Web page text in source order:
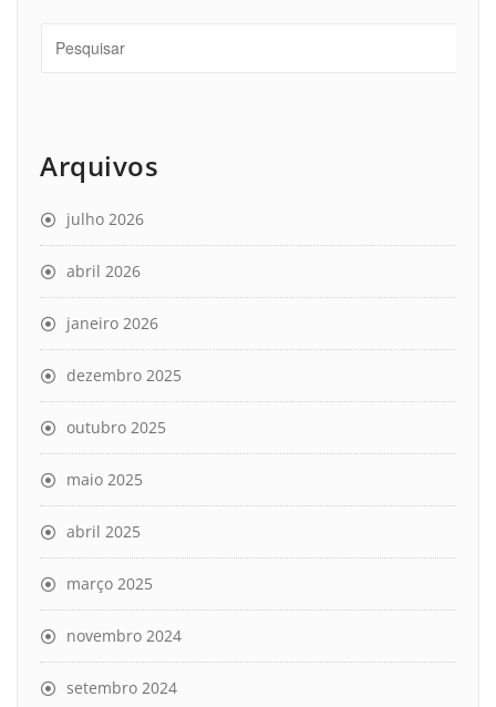
Arquivos
julho 2026
abril 2026
janeiro 2026
dezembro 2025
outubro 2025
maio 2025
abril 2025
março 2025
novembro 2024
setembro 2024